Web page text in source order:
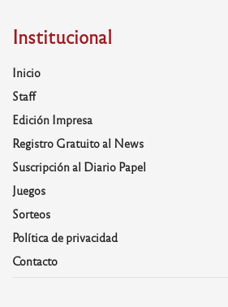
Institucional
Inicio
Staff
Edición Impresa
Registro Gratuito al News
Suscripción al Diario Papel
Juegos
Sorteos
Política de privacidad
Contacto